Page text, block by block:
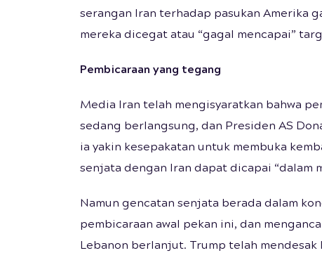
serangan Iran terhadap pasukan Amerika
mereka dicegat atau “gagal mencapai”
Pembicaraan yang tegang
Media Iran telah mengisyaratkan bahwa
sedang berlangsung, dan Presiden AS
ia yakin kesepakatan untuk membuka
senjata dengan Iran dapat dicapai “dalam
Namun gencatan senjata berada dalam
pembicaraan awal pekan ini, dan
Lebanon berlanjut. Trump telah